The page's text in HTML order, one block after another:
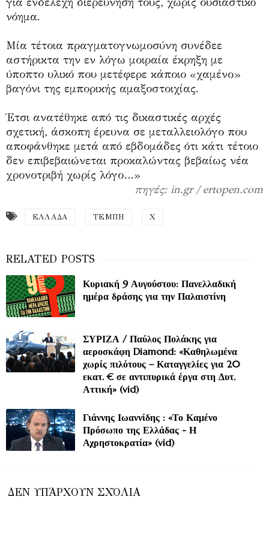
νόημα.
Μία τέτοια πραγματογνωμοσύνη συνέδεε
αστήρικτα την εν λόγω μοιραία έκρηξη με
ύποπτο υλικό που μετέφερε κάποιο «χαμένο»
βαγόνι της εμπορικής αμαξοστοιχίας.
Έτσι ανατέθηκε από τις δικαστικές αρχές
σχετική, άσκοπη έρευνα σε μεταλλειολόγο που
αποφάνθηκε μετά από εβδομάδες ότι κάτι τέτοιο
δεν επιβεβαιώνεται προκαλώντας βεβαίως νέα
χρονοτριβή χωρίς λόγο…»
πηγές: in.gr / ertopen.com
ΕΛΛΑΔΑ ΤΕΜΠΗ Χ
Κυριακή 9 Αυγούστου: Πανελλαδική
ημέρα δράσης για την Παλαιστίνη
ΣΥΡΙΖΑ / Παύλος Πολάκης για
αεροσκάφη Diamond: «Καθηλωμένα
χωρίς πιλότους – Καταγγελίες για 20
εκατ. € σε αντιπυρικά έργα στη Δυτ.
Αττική» (vid)
Γιάννης Ιωαννίδης : «Το Καμένο
Πρόσωπο της Ελλάδας - Η
Αχρηστοκρατία» (vid)
ΔΕΝ ΥΠΆΡΧΟΥΝ ΣΧΌΛΙΑ